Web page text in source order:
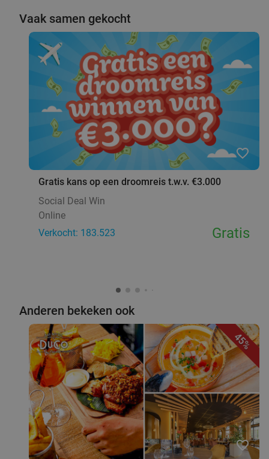
Vaak samen gekocht
favorite_border
Gratis kans op een droomreis t.w.v. €3.000
Social Deal Win
Online
Verkocht: 183.523
Gratis
Anderen bekeken ook
45%
favorite_border